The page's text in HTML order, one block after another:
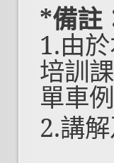
*備註
1.由
培訓課
單車
2.講